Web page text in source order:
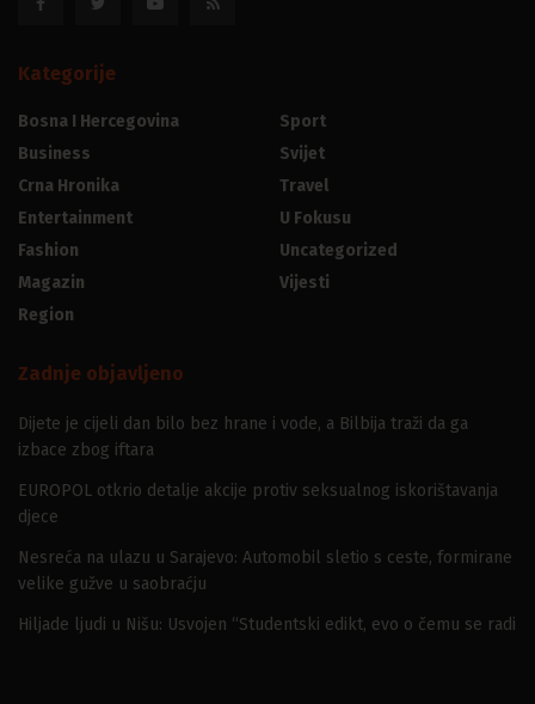
Kategorije
Bosna I Hercegovina
Business
Crna Hronika
Entertainment
Fashion
Magazin
Region
Sport
Svijet
Travel
U Fokusu
Uncategorized
Vijesti
Zadnje objavljeno
Dijete je cijeli dan bilo bez hrane i vode, a Bilbija traži da ga
izbace zbog iftara
EUROPOL otkrio detalje akcije protiv seksualnog iskorištavanja
djece
Nesreća na ulazu u Sarajevo: Automobil sletio s ceste, formirane
velike gužve u saobraćju
Hiljade ljudi u Nišu: Usvojen “Studentski edikt, evo o čemu se radi